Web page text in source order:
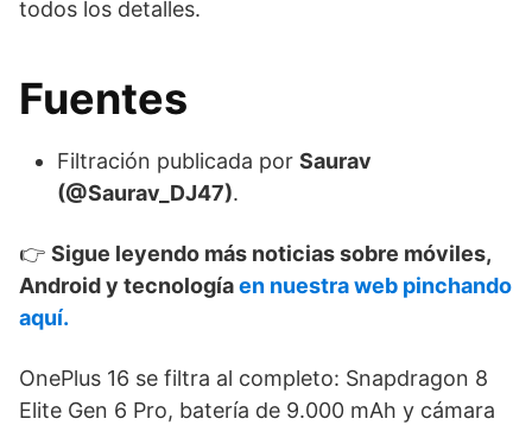
todos los detalles.
Fuentes
Filtración publicada por Saurav
(@Saurav_DJ47).
👉 Sigue leyendo más noticias sobre móviles,
Android y tecnologíaen nuestra web pinchando
aquí.
OnePlus 16 se filtra al completo: Snapdragon 8
Elite Gen 6 Pro, batería de 9.000 mAh y cámara